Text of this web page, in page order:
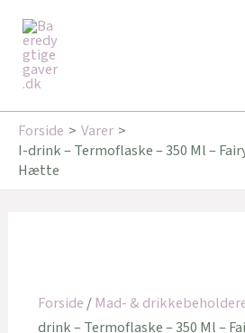
indholdet
Forside
Varer
I-drink – Termoflaske – 350 Ml –
Hætte
Forside/Mad- &
drink – Termoflaske – 350 Ml –
Tilbud!
Tilbud!
179,00 kr..143,20
Tilbud!
Tilbud!
349,95 kr..246,00
Tilbud!
Tilbud!
199,00 kr..159,20